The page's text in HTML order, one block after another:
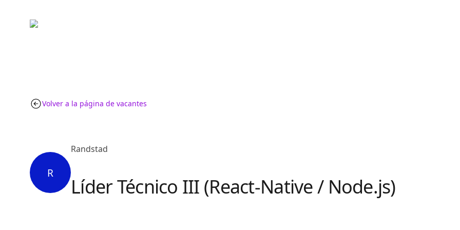
Volver a la página de vacantes
R
Randstad
Líder Técnico III (React-Native / Node.js)